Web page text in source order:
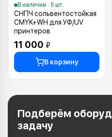
В наличии · 5 шт.
СНПЧ сольвентостойкая
CMYK+WH для УФ/UV
принтеров
11 000 ₽
В корзину
Подберём
задачу